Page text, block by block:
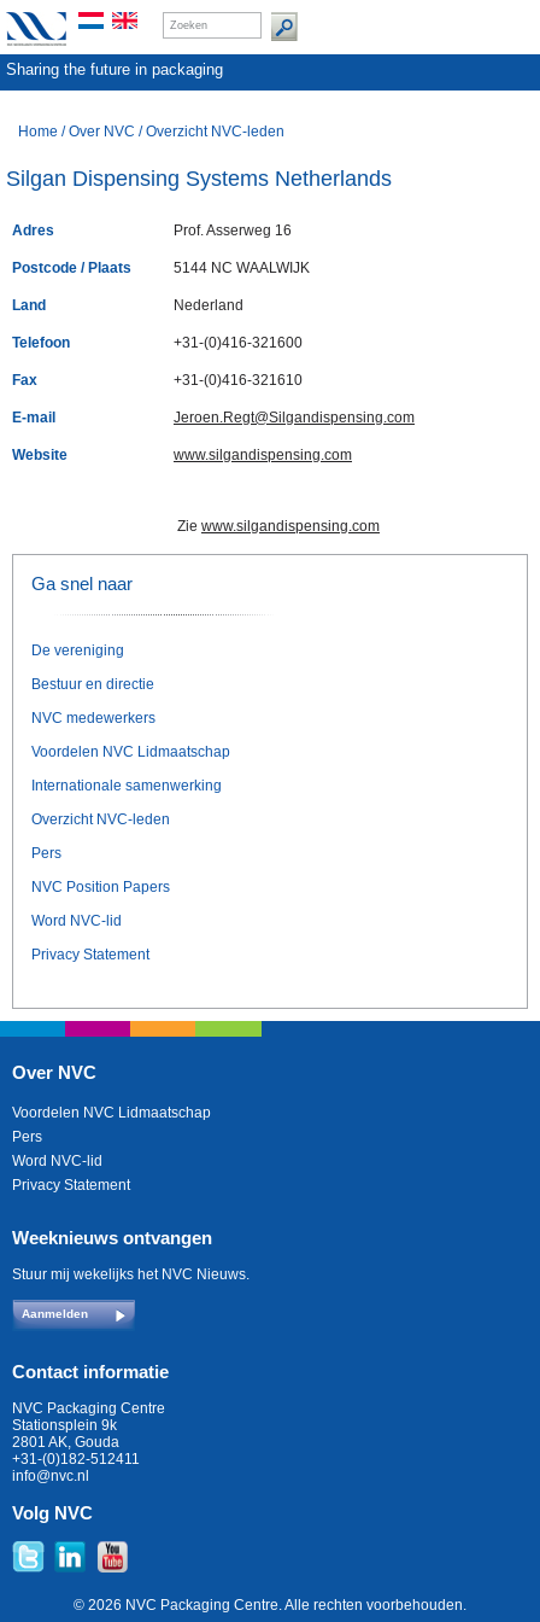
Sharing the future in packaging
Home /Over NVC /Overzicht NVC-leden
Silgan Dispensing Systems Netherlands
Adres Prof. Asserweg 16
Postcode / Plaats 5144 NC WAALWIJK
Land Nederland
Telefoon +31-(0)416-321600
Fax +31-(0)416-321610
E-mail Jeroen.Regt@Silgandispensing.com
Website www.silgandispensing.com
Zie www.silgandispensing.com
Ga snel naar
De vereniging
Bestuur en directie
NVC medewerkers
Voordelen NVC Lidmaatschap
Internationale samenwerking
Overzicht NVC-leden
Pers
NVC Position Papers
Word NVC-lid
Privacy Statement
Over NVC
Voordelen NVC Lidmaatschap
Pers
Word NVC-lid
Privacy Statement
Weeknieuws ontvangen
Stuur mij wekelijks het NVC Nieuws.
Aanmelden
Contact informatie
NVC Packaging Centre
Stationsplein 9k
2801 AK, Gouda
+31-(0)182-512411
info@nvc.nl
Volg NVC
© 2026 NVC Packaging Centre. Alle rechten voorbehouden.